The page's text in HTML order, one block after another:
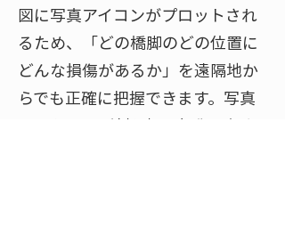
図に写真アイコンがプロットされ
るため、「どの橋脚のどの位置に
どんな損傷があるか」を遠隔地か
らでも正確に把握できます。写真
とともにひび割れ幅や損傷評価を